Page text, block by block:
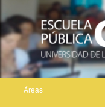
Menú principal
Ir al contenido principal
Ir al contenido
Áreas